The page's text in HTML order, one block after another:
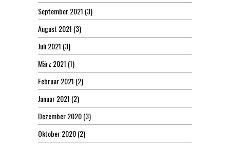
September 2021 (3)
August 2021 (3)
Juli 2021 (3)
März 2021 (1)
Februar 2021 (2)
Januar 2021 (2)
Dezember 2020(3)
Oktober 2020(2)